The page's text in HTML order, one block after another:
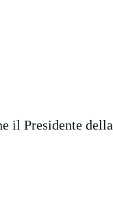
il Presidente della